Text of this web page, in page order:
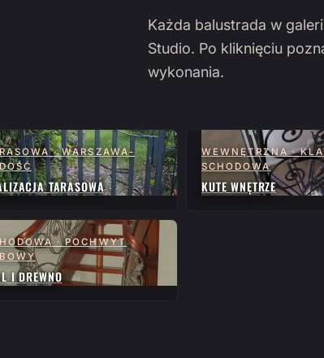
Każda balustrada w
Studio. Po kliknięciu
wykonania.
· WARSZAWA-
TARASOWA
WEWNĘTRZNA ·
SCHODOWA
KUTE WNĘTRZE
· POCHWYT
I DREWNO